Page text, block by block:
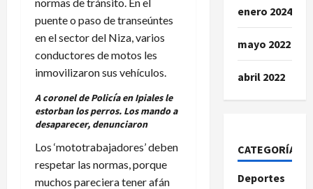
puente o paso de transeúntes
en el sector del Niza, varios
conductores de motos les
inmovilizaron sus vehículos.
A coronel de Policía en Ipiales le
estorban los perros. Los mando a
desaparecer, denunciaron
Los ‘mototrabajadores’ deben
respetar las normas, porque
muchos pareciera tener afán
enero 2024
mayo 2022
abril 2022
CATEGORÍAS
Deportes